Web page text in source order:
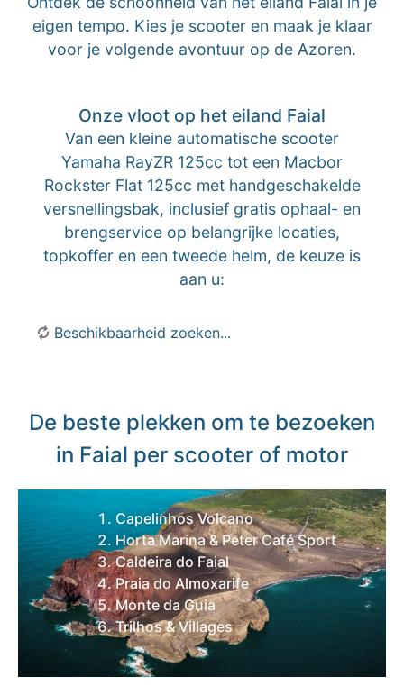
eigen tempo. Kies je scooter en maak je klaar
voor je volgende avontuur op de Azoren.
Onze vloot op het eiland Faial
Van een kleine automatische scooter
Yamaha RayZR 125cc tot een Macbor
Rockster Flat 125cc met handgeschakelde
versnellingsbak, inclusief gratis ophaal- en
brengservice op belangrijke locaties,
topkoffer en een tweede helm, de keuze is
aan u:
Beschikbaarheid zoeken...
De beste plekken om te bezoeken
in Faial per scooter of motor
Capelinhos Volcano
Horta Marina & Peter Café Sport
Caldeira do Faial
Praia do Almoxarife
Monte da Guia
Trilhos & Villages